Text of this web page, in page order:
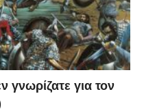
γνωρίζατε για τον